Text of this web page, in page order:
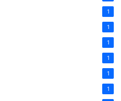
1
1
1
1
1
1